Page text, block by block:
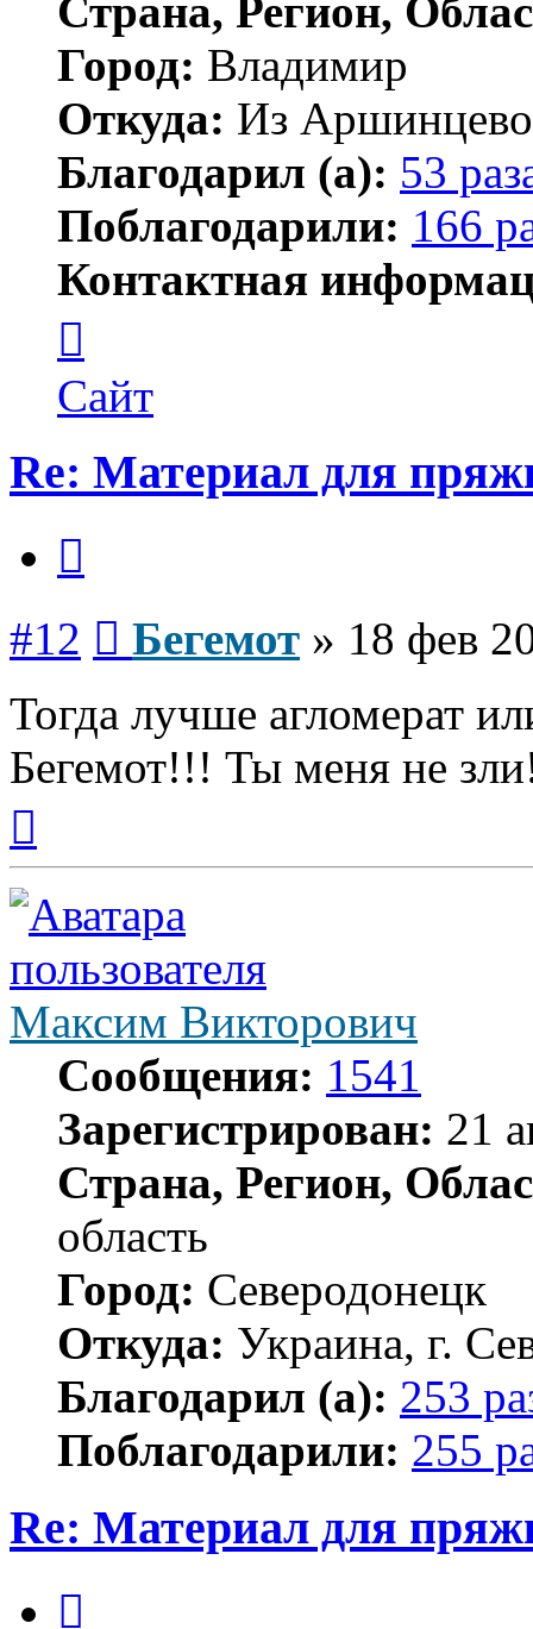
Страна, Регион,
Город: Владимир
Откуда: Из
Благодарил (а): 53
Поблагодарили: 166
Контактная
пользователя
Бегемот
Сайт
Re: Материал для
#12 Бегемот » 18 фев
Тогда лучше агломерат
Бегемот!!! Ты меня не
началу
Максим Викторович
Сообщения: 1541
Зарегистрирован: 21
Страна, Регион,
область
Город: Северодонецк
Откуда: Украина, г.
Благодарил (а): 253
Поблагодарили: 255
Re: Материал для